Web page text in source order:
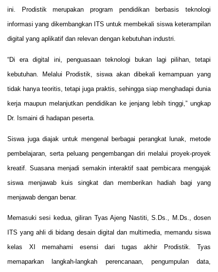
ini. Prodistik merupakan program pendidikan berbasis teknologi
informasi yang dikembangkan ITS untuk membekali siswa keterampilan
digital yang aplikatif dan relevan dengan kebutuhan industri.
“Di era digital ini, penguasaan teknologi bukan lagi pilihan, tetapi
kebutuhan. Melalui Prodistik, siswa akan dibekali kemampuan yang
tidak hanya teoritis, tetapi juga praktis, sehingga siap menghadapi dunia
kerja maupun melanjutkan pendidikan ke jenjang lebih tinggi,” ungkap
Dr. Ismaini di hadapan peserta.
Siswa juga diajak untuk mengenal berbagai perangkat lunak, metode
pembelajaran, serta peluang pengembangan diri melalui proyek-proyek
kreatif. Suasana menjadi semakin interaktif saat pembicara mengajak
siswa menjawab kuis singkat dan memberikan hadiah bagi yang
menjawab dengan benar.
Memasuki sesi kedua, giliran Tyas Ajeng Nastiti, S.Ds., M.Ds., dosen
ITS yang ahli di bidang desain digital dan multimedia, memandu siswa
kelas XI memahami esensi dari tugas akhir Prodistik. Tyas
memaparkan langkah-langkah perencanaan, pengumpulan data,